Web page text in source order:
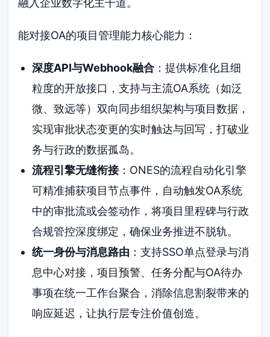
融入企业数字化主干道。
能对接OA的项目管理能力核心能力：
深度API与Webhook融合：提供标准化且细
粒度的开放接口，支持与主流OA系统（如泛
微、致远等）双向同步组织架构与项目数据，
实现审批状态变更的实时触达与回写，打破业
务与行政的数据孤岛。
流程引擎无缝衔接：ONES的流程自动化引擎
可精准捕获项目节点事件，自动触发OA系统
中的审批流或会签动作，将项目里程碑与行政
合规管控深度绑定，确保业务推进不脱轨。
统一身份与消息路由 ：支持SSO单点登录与消
息中心对接，项目预警、任务分配与OA待办
事项在统一工作台聚合，消除信息割裂带来的
响应延迟，让执行层专注价值创造。